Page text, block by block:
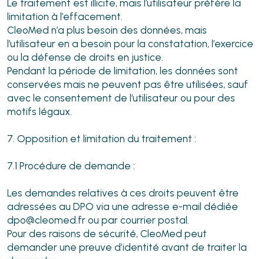
Le traitement est illicite, mais l’utilisateur préfère la
limitation à l’effacement.
CleoMed n’a plus besoin des données, mais
l’utilisateur en a besoin pour la constatation, l’exercice
ou la défense de droits en justice.
Pendant la période de limitation, les données sont
conservées mais ne peuvent pas être utilisées, sauf
avec le consentement de l’utilisateur ou pour des
motifs légaux.
7. Opposition et limitation du traitement :
7.1 Procédure de demande :
Les demandes relatives à ces droits peuvent être
adressées au DPO via une adresse e-mail dédiée
dpo@cleomed.fr ou par courrier postal.
Pour des raisons de sécurité, CleoMed peut
demander une preuve d’identité avant de traiter la